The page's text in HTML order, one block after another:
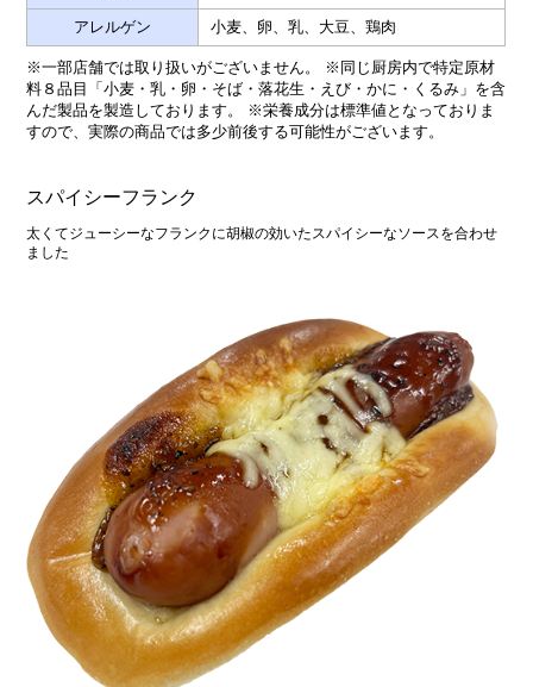
アレルゲン 小麦、卵、乳、大豆、鶏肉
※一部店舗では取り扱いがございません。 ※同じ厨房内で特定原材
料８品目「小麦・乳・卵・そば・落花生・えび・かに・くるみ」を含
んだ製品を製造しております。 ※栄養成分は標準値となっておりま
すので、実際の商品では多少前後する可能性がございます。
スパイシーフランク
太くてジューシーなフランクに胡椒の効いたスパイシーなソースを合わせ
ました